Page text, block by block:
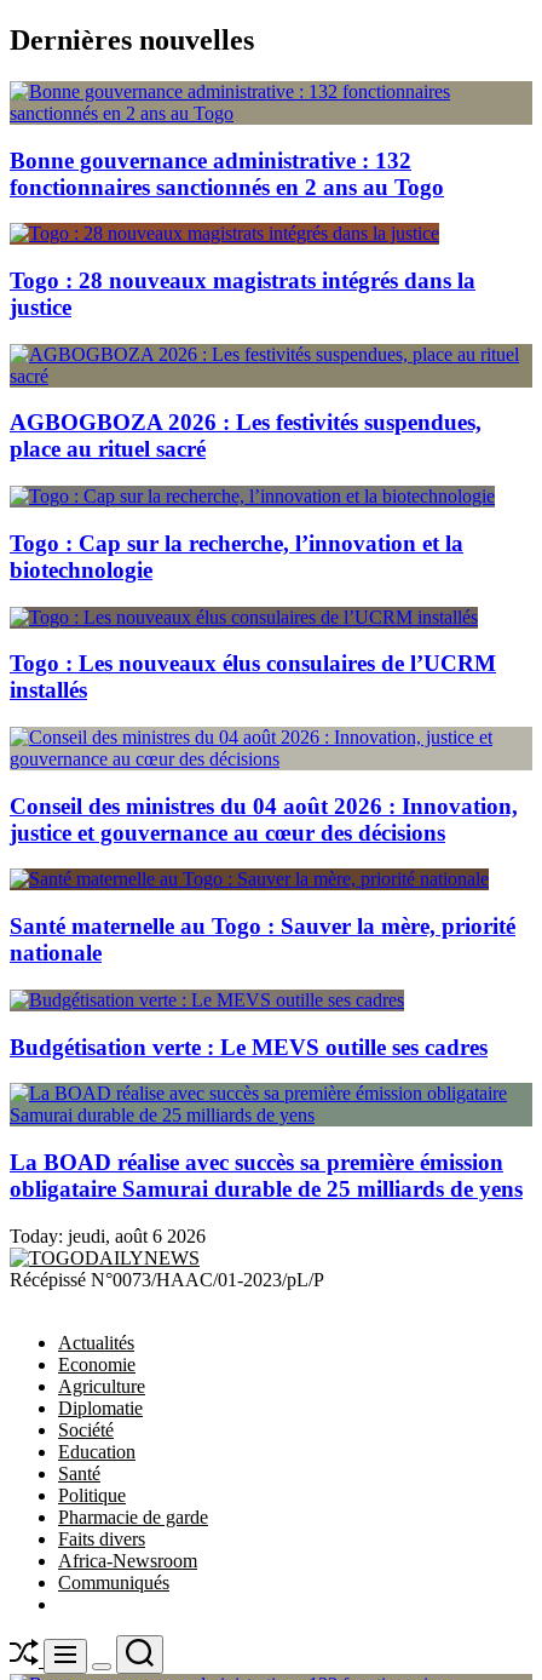
Skip
to
content
Dernières nouvelles
Bonne gouvernance administrative : 132
fonctionnaires sanctionnés en 2 ans au Togo
Togo : 28 nouveaux magistrats intégrés dans la
justice
AGBOGBOZA 2026 : Les festivités suspendues,
place au rituel sacré
Togo : Cap sur la recherche, l’innovation et la
biotechnologie
Togo : Les nouveaux élus consulaires de l’UCRM
installés
Conseil des ministres du 04 août 2026 : Innovation,
justice et gouvernance au cœur des décisions
Santé maternelle au Togo : Sauver la mère, priorité
nationale
Budgétisation verte : Le MEVS outille ses cadres
La BOAD réalise avec succès sa première émission
obligataire Samurai durable de 25 milliards de yens
Today: jeudi, août 6 2026
TOGODAILYNEWS
Récépissé N°0073/HAAC/01-2023/pL/P
Actualités
Economie
Agriculture
Diplomatie
Société
Education
Santé
Politique
Pharmacie de garde
Faits divers
Africa-Newsroom
Communiqués
ShuffleMenu
Switch
Search